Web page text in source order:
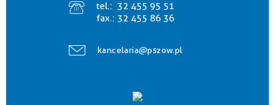
tel.: 32 455 95 51
fax.: 32 455 86 36
kancelaria@pszow.pl